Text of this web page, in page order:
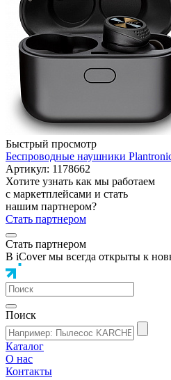
Быстрый просмотр
Беспроводные наушники
Артикул: 1178662
Хотите узнать как мы работаем
с маркетплейсами и стать
нашим партнером?
Стать партнером
Стать партнером
В iCover мы всегда открыты к
Поиск
Каталог
О нас
Контакты